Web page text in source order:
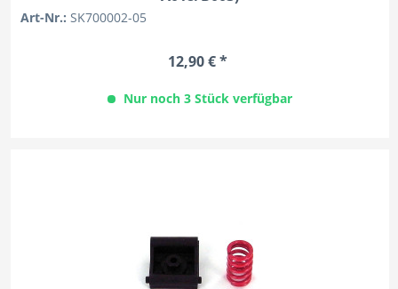
Art-Nr.:SK700002-05
12,90 € *
Nur noch 3 Stück verfügbar